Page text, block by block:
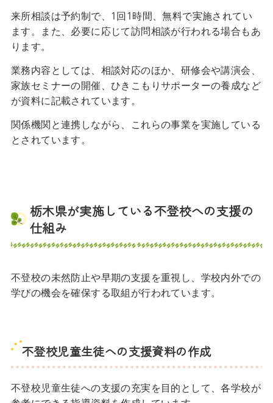
来所相談は予約制で、1回1時間、無料で実施されてい
ます。また、必要に応じて訪問相談が行われる場合もあ
ります。
業務内容としては、相談対応のほか、研修会や講演会、
家族セミナーの開催、ひきこもりサポーターの養成など
が資料に記載されています。
関係機関と連携しながら、これらの事業を実施している
とされています。
栃木県が実施している不登校への支援の
仕組み
不登校の未然防止や早期の支援を重視し、学校内外での
学びの機会を確保する取組が行われています。
不登校児童生徒への支援資料の作成
不登校児童生徒への支援の充実を目的として、各学校が